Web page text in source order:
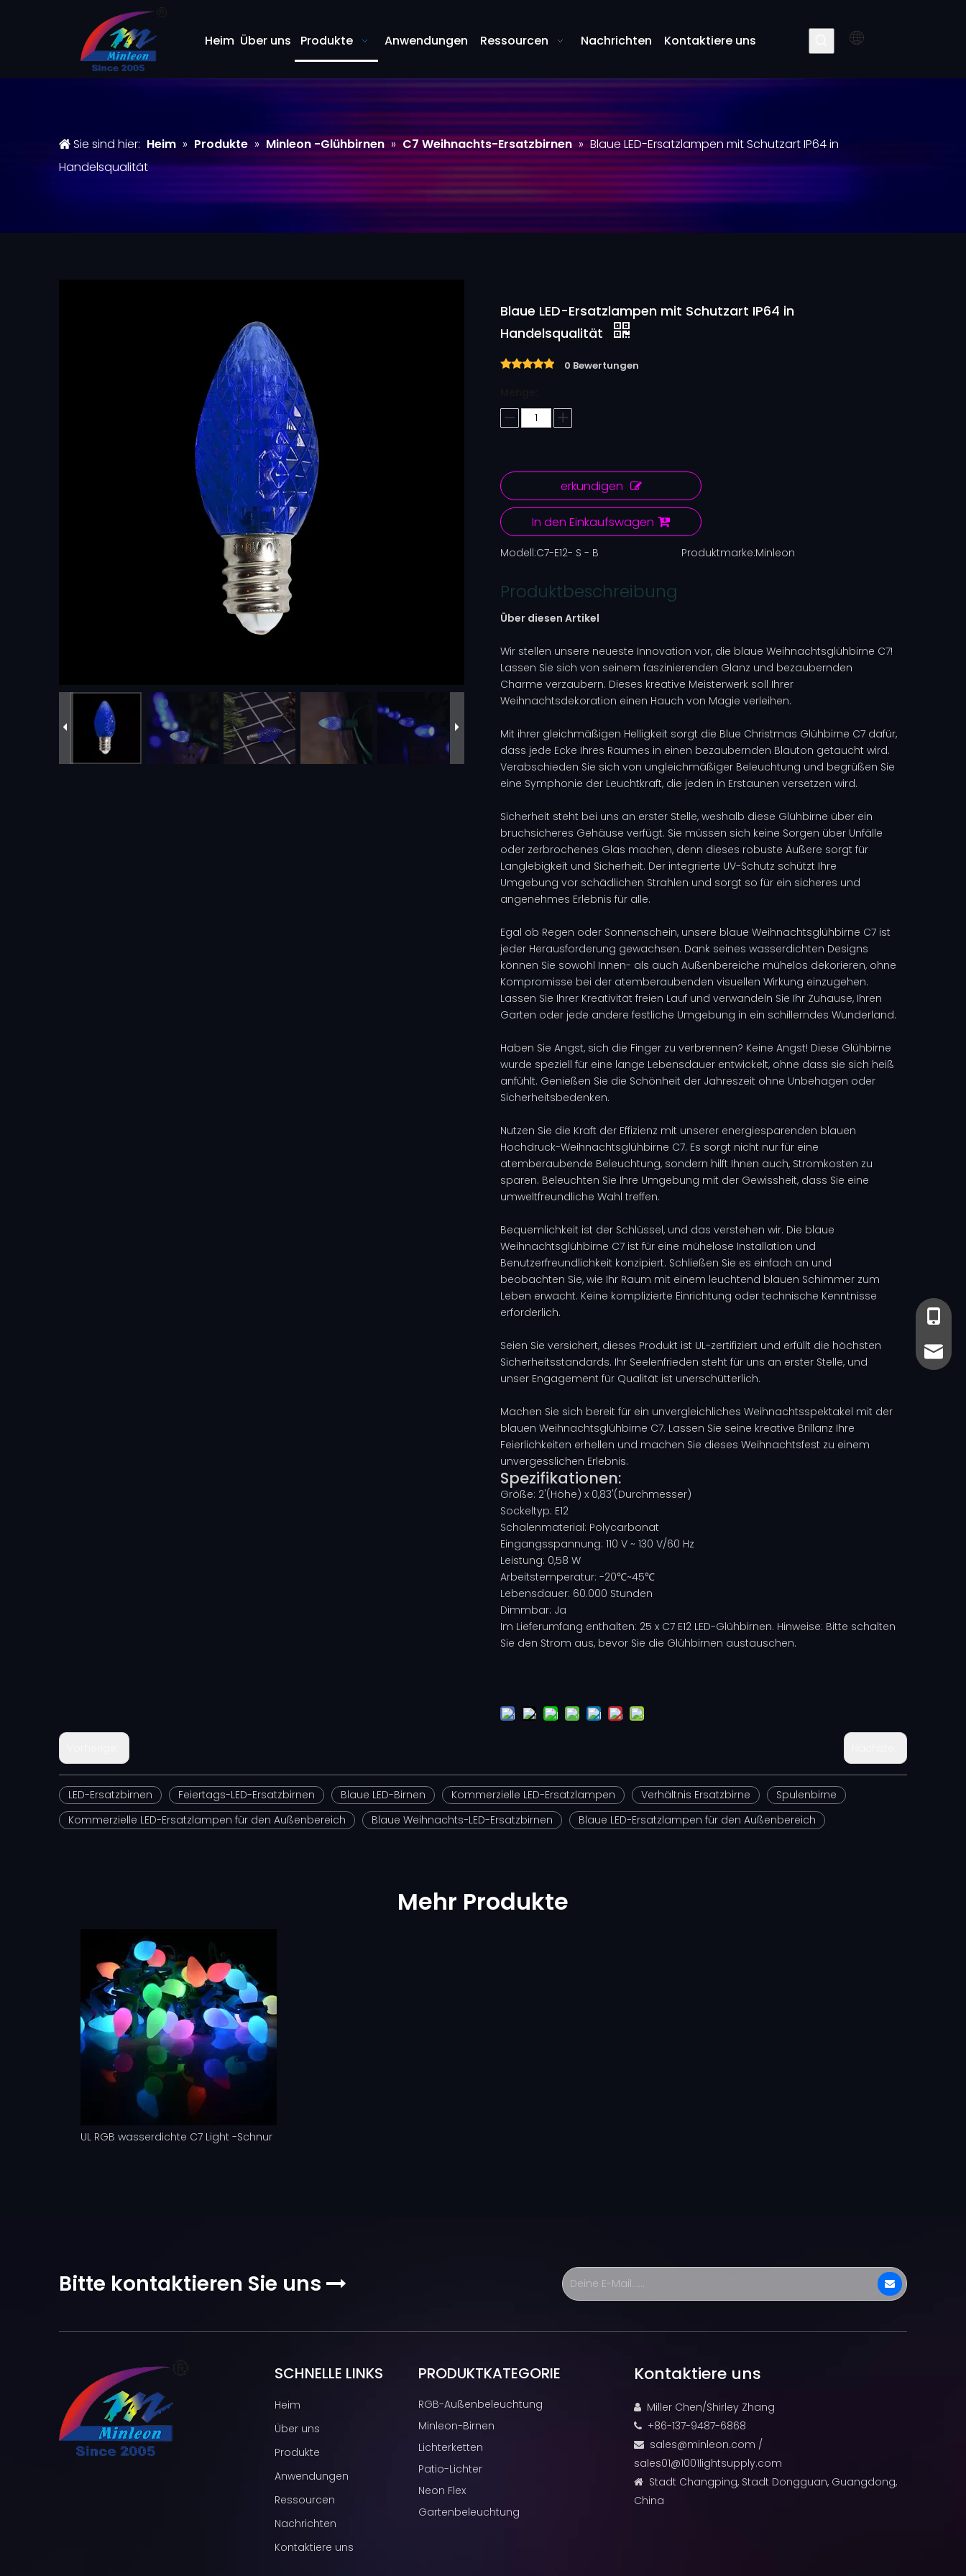
Heim Über uns Produkte Anwendungen Ressourcen Nachrichten Kontaktiere uns
Sie sind hier: Heim » Produkte » Minleon -Glühbirnen » C7 Weihnachts-Ersatzbirnen » Blaue LED-Ersatzlampen mit Schutzart IP64 in
Handelsqualität
Blaue LED-Ersatzlampen mit Schutzart IP64 in
Handelsqualität
0 Bewertungen
erkundigen
In den Einkaufswagen
Modell:C7-E12- S - B Produktmarke:Minleon
Produktbeschreibung
Über diesen Artikel
Wir stellen unsere neueste Innovation vor, die blaue Weihnachtsglühbirne C7!
Lassen Sie sich von seinem faszinierenden Glanz und bezaubernden
Charme verzaubern. Dieses kreative Meisterwerk soll Ihrer
Weihnachtsdekoration einen Hauch von Magie verleihen.
Mit ihrer gleichmäßigen Helligkeit sorgt die Blue Christmas Glühbirne C7 dafür,
dass jede Ecke Ihres Raumes in einen bezaubernden Blauton getaucht wird.
Verabschieden Sie sich von ungleichmäßiger Beleuchtung und begrüßen Sie
eine Symphonie der Leuchtkraft, die jeden in Erstaunen versetzen wird.
Sicherheit steht bei uns an erster Stelle, weshalb diese Glühbirne über ein
bruchsicheres Gehäuse verfügt. Sie müssen sich keine Sorgen über Unfälle
oder zerbrochenes Glas machen, denn dieses robuste Äußere sorgt für
Langlebigkeit und Sicherheit. Der integrierte UV-Schutz schützt Ihre
Umgebung vor schädlichen Strahlen und sorgt so für ein sicheres und
angenehmes Erlebnis für alle.
Egal ob Regen oder Sonnenschein, unsere blaue Weihnachtsglühbirne C7 ist
jeder Herausforderung gewachsen. Dank seines wasserdichten Designs
können Sie sowohl Innen- als auch Außenbereiche mühelos dekorieren, ohne
Kompromisse bei der atemberaubenden visuellen Wirkung einzugehen.
Lassen Sie Ihrer Kreativität freien Lauf und verwandeln Sie Ihr Zuhause, Ihren
Garten oder jede andere festliche Umgebung in ein schillerndes Wunderland.
Haben Sie Angst, sich die Finger zu verbrennen? Keine Angst! Diese Glühbirne
wurde speziell für eine lange Lebensdauer entwickelt, ohne dass sie sich heiß
anfühlt. Genießen Sie die Schönheit der Jahreszeit ohne Unbehagen oder
Sicherheitsbedenken.
Nutzen Sie die Kraft der Effizienz mit unserer energiesparenden blauen
Hochdruck-Weihnachtsglühbirne C7. Es sorgt nicht nur für eine
atemberaubende Beleuchtung, sondern hilft Ihnen auch, Stromkosten zu
sparen. Beleuchten Sie Ihre Umgebung mit der Gewissheit, dass Sie eine
umweltfreundliche Wahl treffen.
Bequemlichkeit ist der Schlüssel, und das verstehen wir. Die blaue
Weihnachtsglühbirne C7 ist für eine mühelose Installation und
Benutzerfreundlichkeit konzipiert. Schließen Sie es einfach an und
beobachten Sie, wie Ihr Raum mit einem leuchtend blauen Schimmer zum
Leben erwacht. Keine komplizierte Einrichtung oder technische Kenntnisse
erforderlich.
Seien Sie versichert, dieses Produkt ist UL-zertifiziert und erfüllt die höchsten
Sicherheitsstandards. Ihr Seelenfrieden steht für uns an erster Stelle, und
unser Engagement für Qualität ist unerschütterlich.
Machen Sie sich bereit für ein unvergleichliches Weihnachtsspektakel mit der
blauen Weihnachtsglühbirne C7. Lassen Sie seine kreative Brillanz Ihre
Feierlichkeiten erhellen und machen Sie dieses Weihnachtsfest zu einem
unvergesslichen Erlebnis.
Spezifikationen:
Größe: 2'(Höhe) x 0,83'(Durchmesser)
Sockeltyp: E12
Schalenmaterial: Polycarbonat
Eingangsspannung: 110 V ~ 130 V/60 Hz
Leistung: 0,58 W
Arbeitstemperatur: -20℃~45℃
Lebensdauer: 60.000 Stunden
Dimmbar: Ja
Im Lieferumfang enthalten: 25 x C7 E12 LED-Glühbirnen. Hinweise: Bitte schalten
Sie den Strom aus, bevor Sie die Glühbirnen austauschen.
LED-Ersatzbirnen Feiertags-LED-Ersatzbirnen Blaue LED-Birnen Kommerzielle LED-Ersatzlampen Verhältnis Ersatzbirne
Spulenbirne
Kommerzielle LED-Ersatzlampen für den Außenbereich
Blaue Weihnachts-LED-Ersatzbirnen Blaue LED-Ersatzlampen für den Außenbereich
Mehr Produkte
UL RGB wasserdichte C7 Light -Schnur
+86-
Bitte kontaktieren Sie uns 
SCHNELLE LINKS
Heim
Über uns
Produkte
Anwendungen
Ressourcen
Nachrichten
Kontaktiere uns
PRODUKTKATEGORIE
RGB-Außenbeleuchtung
Minleon-Birnen
Lichterketten
Patio-Lichter
Neon Flex
Gartenbeleuchtung
Kontaktiere uns
 Miller Chen/Shirley Zhang
 +86-137-9487-6868
 sales@minleon.com /
sales01@1001lightsupply.com

Stadt Changping, Stadt Dongguan, Guangdong,
China
+86-